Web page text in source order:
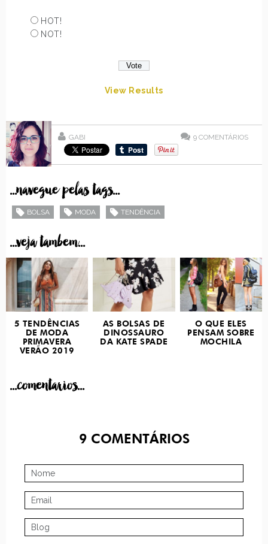
HOT!
NOT!
View Results
GABI 9 COMENTÁRIOS
...navegue pelas tags...
BOLSA MODA TENDÊNCIA
...veja tambem...
5 TENDÊNCIAS
DE MODA
PRIMAVERA
VERÃO 2019
AS BOLSAS DE
DINOSSAURO
DA KATE SPADE
O QUE ELES
PENSAM SOBRE
MOCHILA
...comentarios...
9COMENTÁRIOS